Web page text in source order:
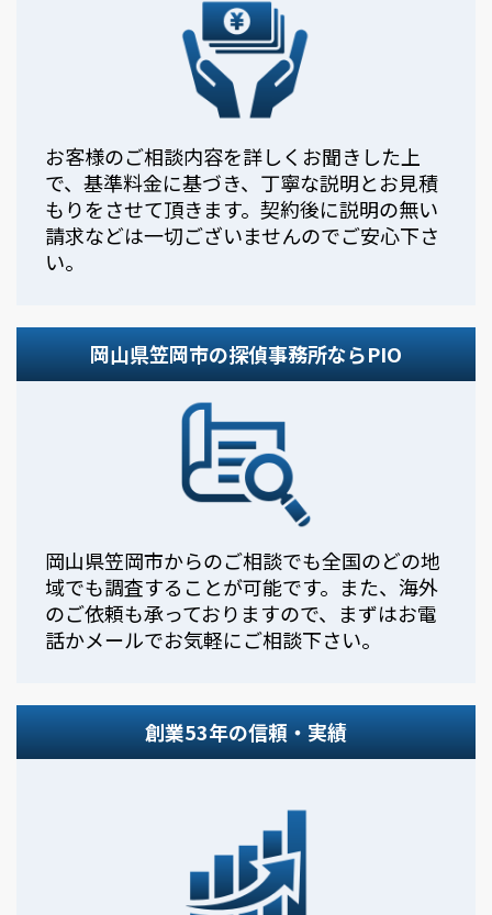
お客様のご相談内容を詳しくお聞きした上
で、基準料金に基づき、丁寧な説明とお見積
もりをさせて頂きます。契約後に説明の無い
請求などは一切ございませんのでご安心下さ
い。
岡山県笠岡市の探偵事務所ならPIO
岡山県笠岡市からのご相談でも全国のどの地
域でも調査することが可能です。また、海外
のご依頼も承っておりますので、まずはお電
話かメールでお気軽にご相談下さい。
創業53年の信頼・実績